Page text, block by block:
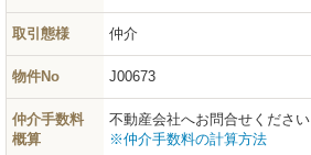
取引態様 仲介
物件No J00673
仲介手数料
概算
不動産会社へお問合せください
※仲介手数料の計算方法